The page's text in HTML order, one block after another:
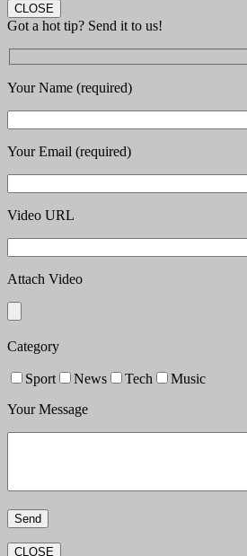
CLOSE
Got a hot tip? Send it to us!
Your Name (required)
Your Email (required)
Video URL
Attach Video
Category
Sport News Tech
Music
Your Message
CLOSE